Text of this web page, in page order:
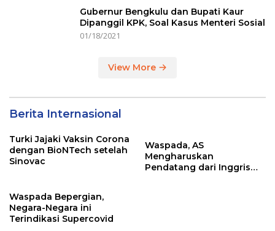
Gubernur Bengkulu dan Bupati Kaur
Dipanggil KPK, Soal Kasus Menteri Sosial
01/18/2021
View More
Berita Internasional
Turki Jajaki Vaksin Corona
dengan BioNTech setelah
Sinovac
Waspada, AS
Mengharuskan
Pendatang dari Inggris
Waspada Bepergian,
Negara-Negara ini
Terindikasi Supercovid